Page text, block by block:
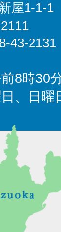
屋1-1-1
2111
43-2131
8時30
、日曜